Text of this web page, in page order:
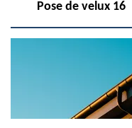
Pose de velux 16